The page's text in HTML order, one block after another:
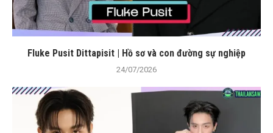
Fluke Pusit Dittapisit | Hồ sơ và con đường sự nghiệp
24/07/2026